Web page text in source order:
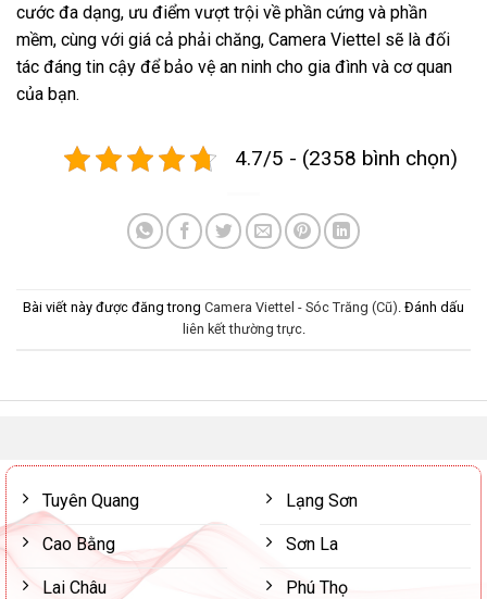
cước đa dạng, ưu điểm vượt trội về phần cứng và phần
mềm, cùng với giá cả phải chăng, Camera Viettel sẽ là đối
tác đáng tin cậy để bảo vệ an ninh cho gia đình và cơ quan
của bạn.
4.7/5 - (2358 bình chọn)
Bài viết này được đăng trong Camera Viettel - Sóc Trăng (Cũ). Đánh dấu
liên kết thường trực.
Tuyên Quang
Cao Bằng
Lai Châu
Lạng Sơn
Sơn La
Phú Thọ